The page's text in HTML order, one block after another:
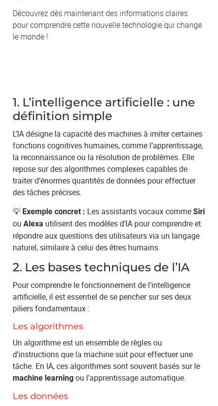
Découvrez dès maintenant des informations claires
pour comprendre cette nouvelle technologie qui change
le monde !
1. L’intelligence artificielle : une
définition simple
L’IA désigne la capacité des machines à imiter certaines
fonctions cognitives humaines, comme l’apprentissage,
la reconnaissance ou la résolution de problèmes. Elle
repose sur des algorithmes complexes capables de
traiter d’énormes quantités de données pour effectuer
des tâches précises.
💡 Exemple concret : Les assistants vocaux commeSiri
ouAlexa utilisent des modèles d’IA pour comprendre et
répondre aux questions des utilisateurs via un langage
naturel, similaire à celui des êtres humains.
2. Les bases techniques de l’IA
Pour comprendre le fonctionnement de l’intelligence
artificielle, il est essentiel de se pencher sur ses deux
piliers fondamentaux :
Les algorithmes
Un algorithme est un ensemble de règles ou
d’instructions que la machine suit pour effectuer une
tâche. En IA, ces algorithmes sont souvent basés sur le
machine learning ou l’apprentissage automatique.
Les données